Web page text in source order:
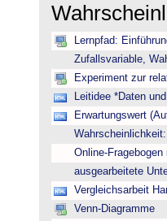
Lernpfad:
Zufallsvariable,
Experiment zur
Leitidee *Daten
Erwartungswert
Online-
ausgearbeitete
Vergleichsarbeit
Venn-Diagramme